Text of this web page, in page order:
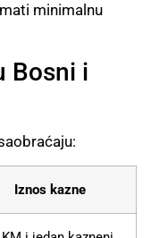
minimalnu
Bosni i
Iznos kazne